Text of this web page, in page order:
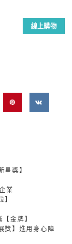
線上購物
星獎】
業
】
金牌】
獎】進用身心障